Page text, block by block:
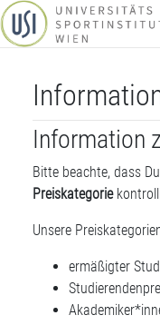
Zum Hauptinhalt
Information
Bitte beachte, dass
Preiskategorie
Unsere
ermäßigter